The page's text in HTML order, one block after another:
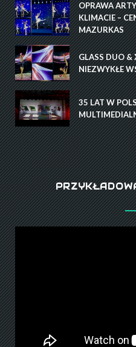
OPRAWA
KLIMACIE –
MAZURKAS
GLASS DUO &
NIEZWYKŁE
35 LAT W